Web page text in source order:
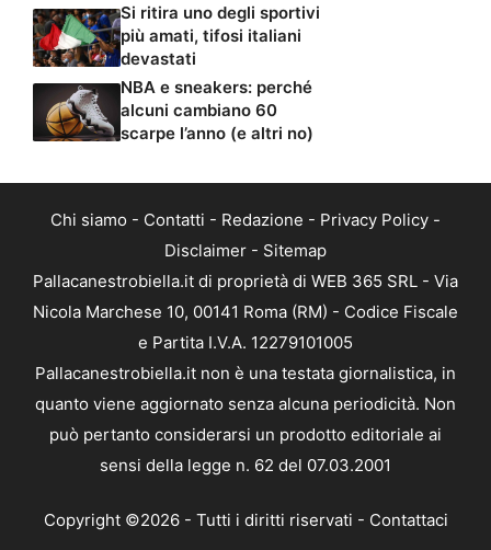
Si ritira uno degli sportivi
più amati, tifosi italiani
devastati
NBA e sneakers: perché
alcuni cambiano 60
scarpe l’anno (e altri no)
Chi siamo - Contatti - Redazione - Privacy Policy -
Disclaimer - Sitemap
Pallacanestrobiella.it di proprietà di WEB 365 SRL - Via
Nicola Marchese 10, 00141 Roma (RM) - Codice Fiscale
e Partita I.V.A. 12279101005
Pallacanestrobiella.it non è una testata giornalistica, in
quanto viene aggiornato senza alcuna periodicità. Non
può pertanto considerarsi un prodotto editoriale ai
sensi della legge n. 62 del 07.03.2001
Copyright ©2026 - Tutti i diritti riservati - Contattaci